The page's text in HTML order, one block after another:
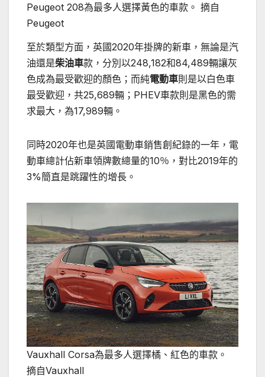
Peugeot 208為最多人選擇黃色的車款。 摘自
Peugeot
至於類型方面，英國2020年掛牌的新車，無論是汽
油還是柴油車款，分別以248,182和84,489輛讓灰
色成為最受歡迎的顏色；而純電動車則是以白色車
最受歡迎，共25,689輛；PHEV車款則是黑色的需
求最大，為17,989輛。
同時2020年也是英國電動車銷售創紀錄的一年，電
動車總計佔新車領牌數總量的10％，對比2019年的
3%簡直是跳躍性的增長。
Vauxhall Corsa為最多人選擇橘、紅色的車款。
摘自Vauxhall